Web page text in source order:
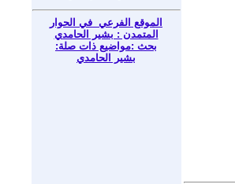
الموقع الفرعي في الحوار
المتمدن : بشير الحامدي
بحث :مواضيع ذات صلة:
بشير الحامدي